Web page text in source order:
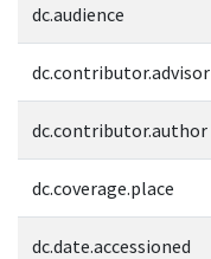
dc.audience
dc.contributor.advisor
dc.contributor.author
dc.coverage.place
dc.date.accessioned